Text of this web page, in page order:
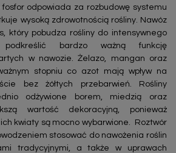
odpowiada za rozbudowę systemu
wysoką zdrowotnością rośliny. Nawóz
który pobudza rośliny do intensywnego
podkreślić bardzo ważną funkcję
w nawozie. Żelazo, mangan oraz
stopniu co azot mają wpływ na
bez żółtych przebarwień. Rośliny
odżywione borem, miedzią oraz
wartość dekoracyjną, ponieważ
kwiaty są mocno wybarwione. Roztwór
stosować do nawożenia roślin
tradycyjnymi, a także w uprawach